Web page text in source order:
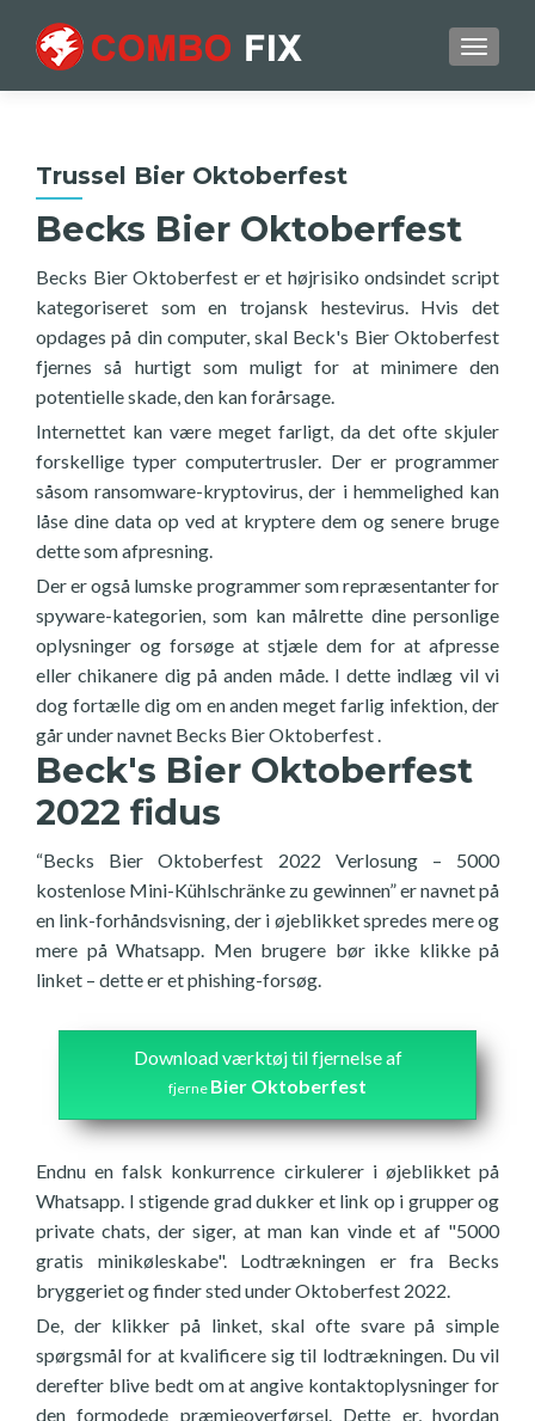
Trussel Bier Oktoberfest
Becks Bier Oktoberfest
Becks Bier Oktoberfest er et højrisiko ondsindet script
kategoriseret som en trojansk hestevirus. Hvis det
opdages på din computer, skal Beck's Bier Oktoberfest
fjernes så hurtigt som muligt for at minimere den
potentielle skade, den kan forårsage.
Internettet kan være meget farligt, da det ofte skjuler
forskellige typer computertrusler. Der er programmer
såsom ransomware-kryptovirus, der i hemmelighed kan
låse dine data op ved at kryptere dem og senere bruge
dette som afpresning.
Der er også lumske programmer som repræsentanter for
spyware-kategorien, som kan målrette dine personlige
oplysninger og forsøge at stjæle dem for at afpresse
eller chikanere dig på anden måde. I dette indlæg vil vi
dog fortælle dig om en anden meget farlig infektion, der
går under navnet Becks Bier Oktoberfest .
Beck's Bier Oktoberfest
2022 fidus
“Becks Bier Oktoberfest 2022 Verlosung – 5000
kostenlose Mini-Kühlschränke zu gewinnen” er navnet på
en link-forhåndsvisning, der i øjeblikket spredes mere og
mere på Whatsapp. Men brugere bør ikke klikke på
linket – dette er et phishing-forsøg.
Download værktøj til fjernelse af
fjerne Bier Oktoberfest
Endnu en falsk konkurrence cirkulerer i øjeblikket på
Whatsapp. I stigende grad dukker et link op i grupper og
private chats, der siger, at man kan vinde et af "5000
gratis minikøleskabe". Lodtrækningen er fra Becks
bryggeriet og finder sted under Oktoberfest 2022.
De, der klikker på linket, skal ofte svare på simple
spørgsmål for at kvalificere sig til lodtrækningen. Du vil
derefter blive bedt om at angive kontaktoplysninger for
den formodede præmieoverførsel. Dette er, hvordan